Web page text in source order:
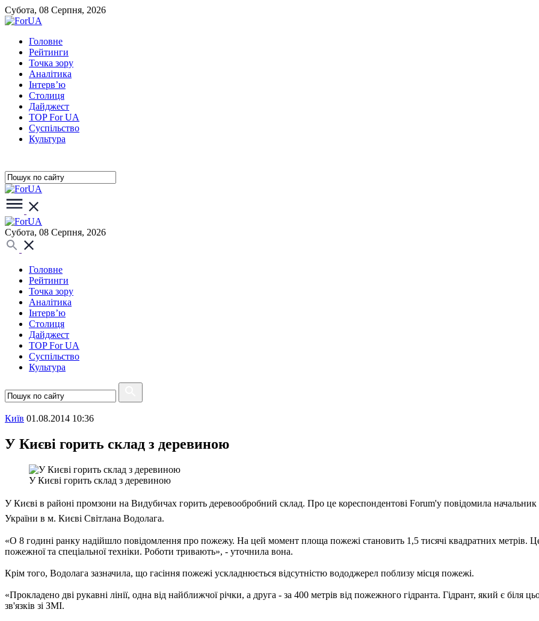
Субота, 08 Серпня, 2026
Головне
Рейтинги
Точка зору
Аналітика
Інтерв’ю
Столиця
Дайджест
TOP For UA
Суспiльство
Культура
Субота, 08 Серпня, 2026
Головне
Рейтинги
Точка зору
Аналітика
Інтерв’ю
Столиця
Дайджест
TOP For UA
Суспiльство
Культура
Київ 01.08.2014 10:36
У Києві горить склад з деревиною
У Києві горить склад з деревиною
У Києві в районі промзони на Видубичах горить деревообробний склад. Про це кореспондентові Forum'у повідомила
України в м. Києві Світлана Водолага.
«О 8 годині ранку надійшло повідомлення про пожежу. На цей момент площа пожежі становить 1,5 тисячі квадратних метрів.
пожежної та спеціальної техніки. Роботи тривають», - уточнила вона.
Крім того, Водолага зазначила, що гасіння пожежі ускладнюється відсутністю вододжерел поблизу місця пожежі.
«Прокладено дві рукавні лінії, одна від найближчої річки, а друга - за 400 метрів від пожежного гідранта. Гідрант, який є
зв'язків зі ЗМІ.